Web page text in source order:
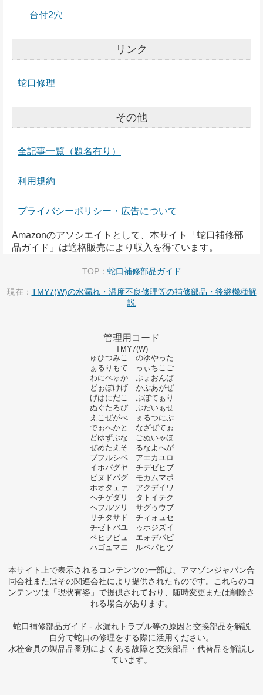
台付2穴
リンク
蛇口修理
その他
全記事一覧（題名有り）
利用規約
プライバシーポリシー・広告について
Amazonのアソシエイトとして、本サイト「蛇口補修部
品ガイド」は適格販売により収入を得ています。
TOP： 蛇口補修部品ガイド
現在： TMY7(W)の水漏れ・温度不良修理等の補修部品・後継機種解
説
管理用コード
TMY7(W)
ゅひつみこ のゆやった
ぁるりもて っぃちこご
わにぺゅか ぷょおんば
どぉぼけげ かぷあがぜ
げはにだこ ぷぼてぁり
ぬぐたろび ぶだいぁせ
えこぜがべ ぇるつにぷ
でぉへかと なざぜてぉ
どゆずぶな ごぬいゃほ
ぜめたえそ るなよへが
ブフルシベ アエカユロ
イホパグヤ チデゼヒブ
ビヌドパグ モカムマポ
ホオタェァ アクデイワ
ヘチゲダリ タトイテク
ヘフルツリ サグゥウブ
リチタサド チィォュセ
チゼトバユ ゥホジズイ
ペヒヲピュ エォデパピ
ハゴュマエ ルペパヒツ
本サイト上で表示されるコンテンツの一部は、アマゾンジャパン合
同会社またはその関連会社により提供されたものです。これらのコ
ンテンツは「現状有姿」で提供されており、随時変更または削除さ
れる場合があります。
蛇口補修部品ガイド - 水漏れトラブル等の原因と交換部品を解説
自分で蛇口の修理をする際に活用ください。
水栓金具の製品品番別によくある故障と交換部品・代替品を解説し
ています。